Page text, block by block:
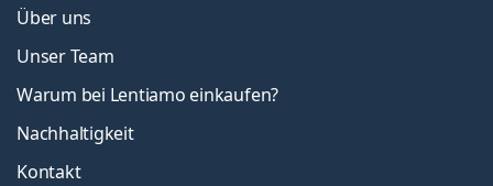
Über uns
Unser Team
Warum bei Lentiamo einkaufen?
Nachhaltigkeit
Kontakt